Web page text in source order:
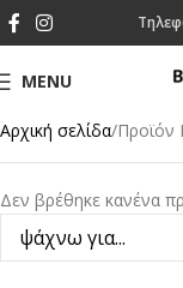
MENU
Αρχική σελίδα Προϊόν
Δεν βρέθηκε κανένα